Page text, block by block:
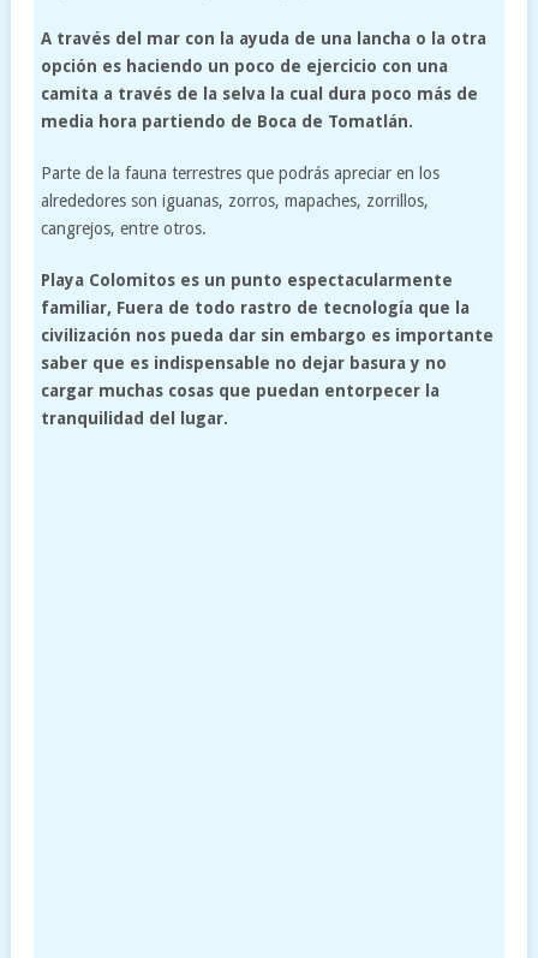
A través del mar con la ayuda de una lancha o la otra
opción es haciendo un poco de ejercicio con una
camita a través de la selva la cual dura poco más de
media hora partiendo de Boca de Tomatlán.
Parte de la fauna terrestres que podrás apreciar en los
alrededores son iguanas, zorros, mapaches, zorrillos,
cangrejos, entre otros.
Playa Colomitos es un punto espectacularmente
familiar, Fuera de todo rastro de tecnología que la
civilización nos pueda dar sin embargo es importante
saber que es indispensable no dejar basura y no
cargar muchas cosas que puedan entorpecer la
tranquilidad del lugar.